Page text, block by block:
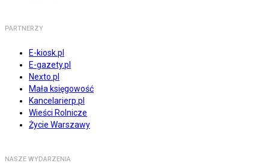
PARTNERZY
E-kiosk.pl
E-gazety.pl
Nexto.pl
Mała księgowość
Kancelarierp.pl
Wieści Rolnicze
Życie Warszawy
NASZE WYDARZENIA